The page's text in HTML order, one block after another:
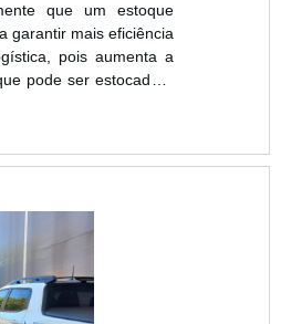
que um estoque
garantir mais eficiência
pois aumenta a
pode ser estocado e
ambiente. Para que
as empresas de
DO
eficiência e
de organização de
indústrias e estoques.
por garantir um local
o ambiente e separa